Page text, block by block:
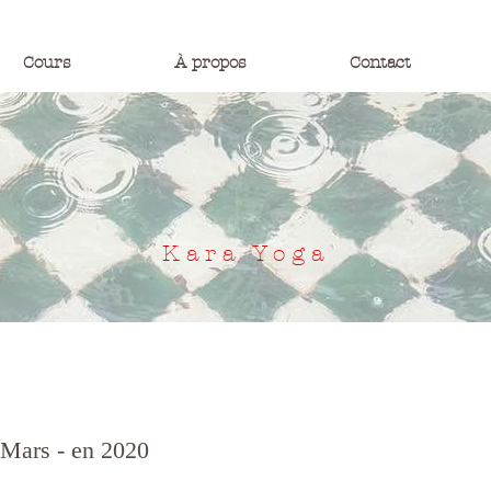
Cours À propos Contact
Kara Yoga
- en 2020